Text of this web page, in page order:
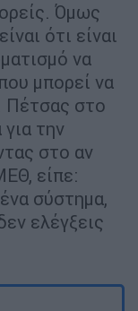
Όμως
ότι είναι
να
μπορεί να
Πέτσας στο
την
στο αν
είπε:
σύστημα,
ελέγξεις